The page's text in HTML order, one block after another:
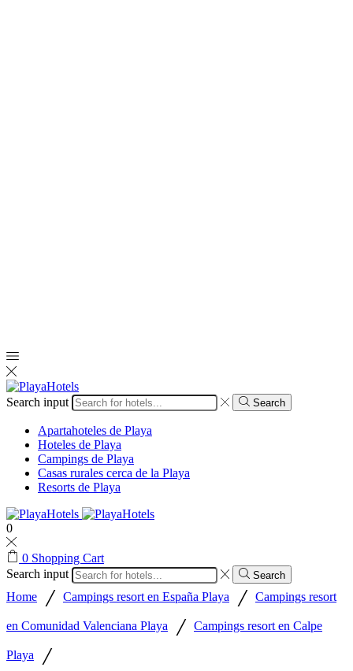
Search input Search
Apartahoteles de Playa
Hoteles de Playa
Campings de Playa
Casas rurales cerca de la Playa
Resorts de Playa
0
0 Shopping Cart
Search input
Search
Home / Campings resort en España Playa / Campings resort
en Comunidad Valenciana Playa / Campings resort en Calpe
Playa /